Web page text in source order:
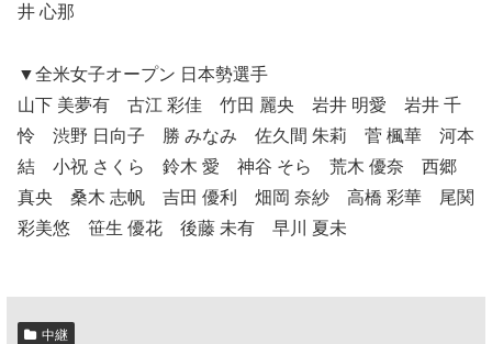
井 心那
▼全米女子オープン 日本勢選手
山下 美夢有 古江 彩佳 竹田 麗央 岩井 明愛 岩井 千
怜 渋野 日向子 勝 みなみ 佐久間 朱莉 菅 楓華 河本
結 小祝 さくら 鈴木 愛 神谷 そら 荒木 優奈 西郷
真央 桑木 志帆 吉田 優利 畑岡 奈紗 高橋 彩華 尾関
彩美悠 笹生 優花 後藤 未有 早川 夏未
中継